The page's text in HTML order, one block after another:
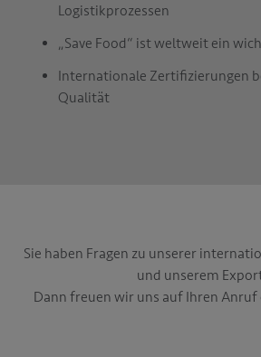
Logistikprozessen
„Save Food“ ist weltweit ein
Internationale Zertifizierungen
Qualität
Sie haben Fragen zu unserer
und unserem
Dann freuen wir uns auf Ihren Anruf